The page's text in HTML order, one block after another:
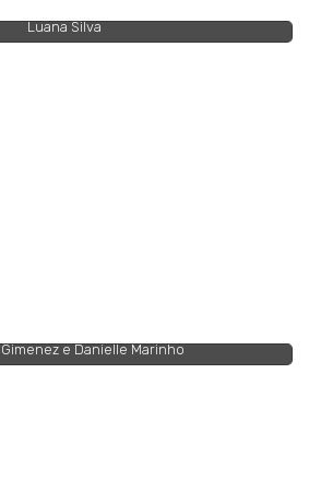
Luana Silva
e Danielle Marinho